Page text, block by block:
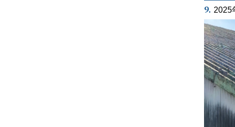
9. 2025